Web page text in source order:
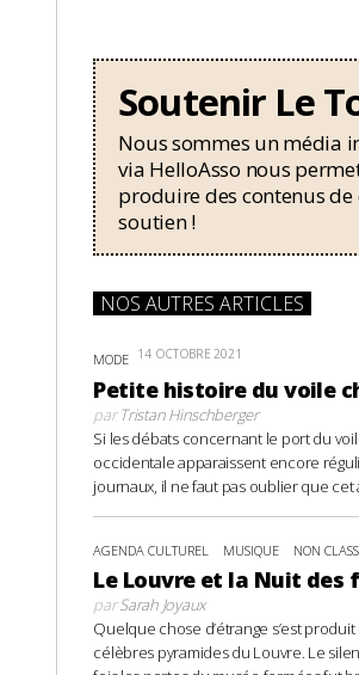
Soutenir Le
Nous sommes un média
via HelloAsso nous
produire des contenus
soutien !
NOS AUTRES ARTICLES
MODE 14 OCTOBRE 2021
Petite histoire du voile
parTristan Hinschberger
Si les débats concernant le port du
occidentale apparaissent encore
journaux, il ne faut pas oublier que cet
AGENDA CULTUREL MUSIQUE NON
Le Louvre et la Nuit des
parSarah Joyaux
Quelque chose d’étrange s’est
célèbres pyramides du Louvre. Le